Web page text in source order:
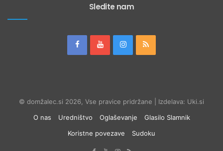
Sledite nam
© domžalec.si 2026, Vse pravice pridržane | Izdelava: Uki.si
O nas
Uredništvo Oglaševanje
Glasilo Slamnik
Koristne povezave
Sudoku